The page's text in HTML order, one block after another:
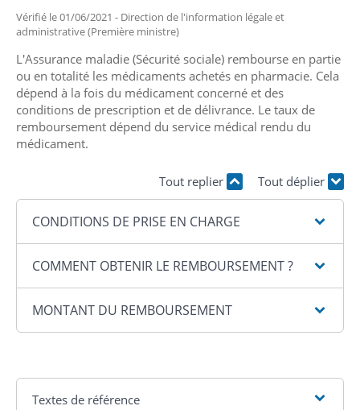
Vérifié le 01/06/2021 - Direction de l'information légale et
administrative (Première ministre)
L'Assurance maladie (Sécurité sociale) rembourse en partie
ou en totalité les médicaments achetés en pharmacie. Cela
dépend à la fois du médicament concerné et des
conditions de prescription et de délivrance. Le taux de
remboursement dépend du service médical rendu du
médicament.
Tout replier Tout déplier
CONDITIONS DE PRISE EN CHARGE
COMMENT OBTENIR LE REMBOURSEMENT ?
MONTANT DU REMBOURSEMENT
Textes de référence